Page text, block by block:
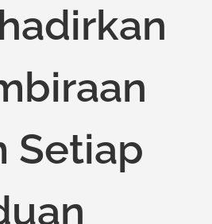
Setiap